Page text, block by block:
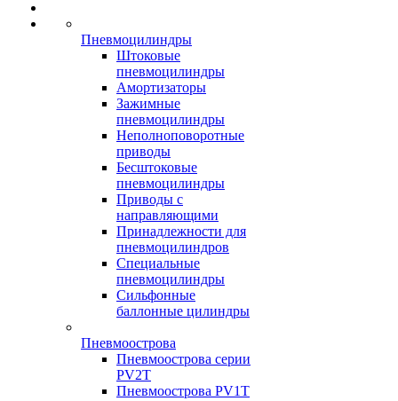
Пневмоцилиндры
Штоковые
пневмоцилиндры
Амортизаторы
Зажимные
пневмоцилиндры
Неполноповоротные
приводы
Бесштоковые
пневмоцилиндры
Приводы с
направляющими
Принадлежности для
пневмоцилиндров
Специальные
пневмоцилиндры
Сильфонные
баллонные цилиндры
Пневмоострова
Пневмоострова серии
PV2T
Пневмоострова PV1T